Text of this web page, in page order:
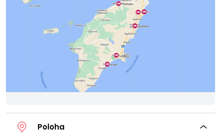
Poloha